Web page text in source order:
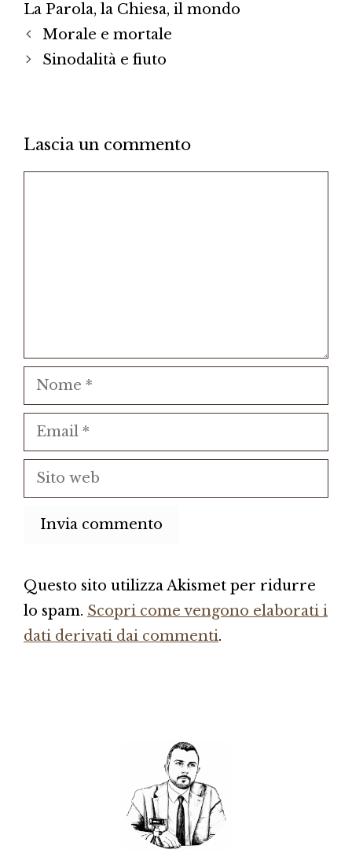
La Parola, la Chiesa, il mondo
Morale e mortale
Sinodalità e fiuto
Lascia un commento
Nome
Email
Sito
web
Questo sito utilizza Akismet per ridurre
lo spam. Scopri come vengono elaborati i
dati derivati dai commenti.